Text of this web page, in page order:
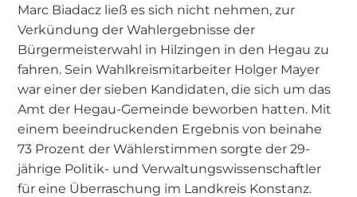
Marc Biadacz ließ es sich nicht nehmen, zur
Verkündung der Wahlergebnisse der
Bürgermeisterwahl in Hilzingen in den Hegau zu
fahren. Sein Wahlkreismitarbeiter Holger Mayer
war einer der sieben Kandidaten, die sich um das
Amt der Hegau-Gemeinde beworben hatten. Mit
einem beeindruckenden Ergebnis von beinahe
73 Prozent der Wählerstimmen sorgte der 29-
jährige Politik- und Verwaltungswissenschaftler
für eine Überraschung im Landkreis Konstanz.